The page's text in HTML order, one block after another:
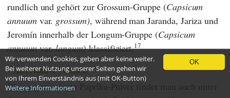
rundlich und gehört zur Grossum-Gruppe (Capsicum
annuum var. grossum), während man Jaranda, Jariza und
Jeromín innerhalb der Longum-Gruppe (Capsicum
annuumvar.longum) klassifiziert.17
Alternative Namen
Dieses geräucherte Paprika-Pulver findet man auch unter
OK
Wir verwenden Cookies, geben aber keine weiter.
Bei weiterer Nutzung unserer Seiten gehen wir
von Ihrem Einverständnis aus (mit OK-Button)
Weitere Informationen